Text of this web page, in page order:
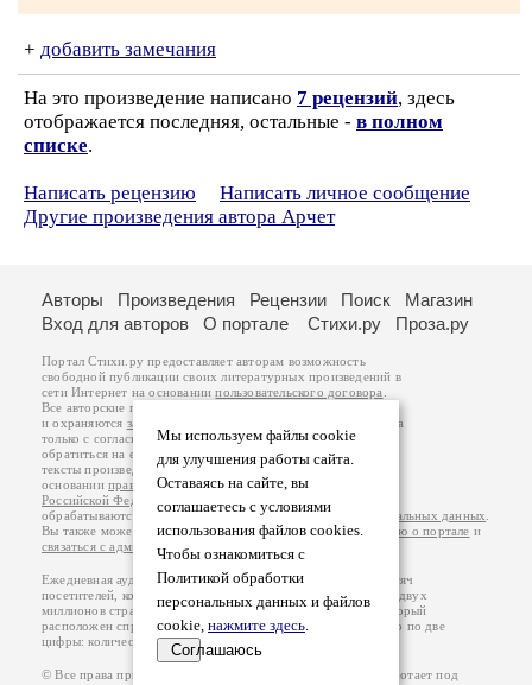
+ добавить замечания
На это произведение написано 7 рецензий, здесь
отображается последняя, остальные - в полном
списке.
Написать рецензию
Написать личное сообщение
Другие произведения автора Арчет
Мы используем файлы cookie
для улучшения работы сайта.
Оставаясь на сайте, вы
соглашаетесь с условиями
использования файлов cookies.
Чтобы ознакомиться с
Политикой обработки
персональных данных и файлов
cookie, нажмите здесь.
Соглашаюсь
Авторы Произведения Рецензии Поиск
Магазин
Вход для авторов
О портале Стихи.ру Проза.ру
Портал Стихи.ру предоставляет авторам возможность
свободной публикации своих литературных произведений в
сети Интернет на основаниипользовательского договора
Все авторские права на произведения принадлежат авторам
и охраняются законом
. Перепечатка произведений возможна
только с согласия его автора, к которому вы можете
обратиться на его авторской странице. Ответственность за
тексты произведений авторы несут самостоятельно на
основанииправил публикацииизаконодательства
Российской Федерации
обрабатываются на основанииПолитики обработки персональных данных
Вы также можете посмотреть более подробнуюинформацию о портале и
связаться с администрацией
Ежедневная аудитория портала Стихи.ру – порядка 200 тысяч
посетителей, которые в общей сумме просматривают более двух
миллионов страниц по данным счетчика посещаемости, который
расположен справа от этого текста. В каждой графе указано по две
цифры: количество просмотров и количество посетителей.
© Все права принадлежат авторам, 2000-2026. Портал работает под